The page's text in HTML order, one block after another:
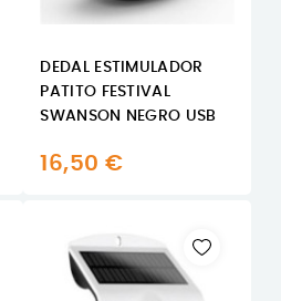
DEDAL ESTIMULADOR
PATITO FESTIVAL
SWANSON NEGRO USB
16,50 €